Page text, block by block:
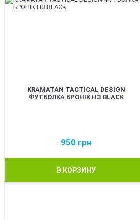
KRAMATAN TACTICAL DESIGN
ФУТБОЛКА БРОНІК НЗ BLACK
950 грн
В КОРЗИНУ